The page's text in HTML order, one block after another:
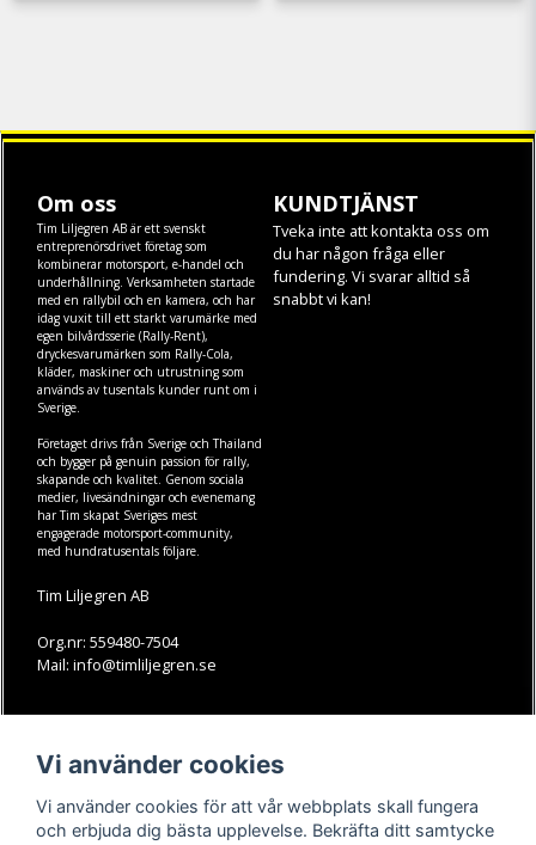
Om oss
Tim Liljegren AB är ett svenskt
entreprenörsdrivet företag som
kombinerar motorsport, e-handel och
underhållning. Verksamheten startade
med en rallybil och en kamera, och har
idag vuxit till ett starkt varumärke med
egen bilvårdsserie (Rally-Rent),
dryckesvarumärken som Rally-Cola,
kläder, maskineroch utrustning som
används av tusentals kunder runt om i
Sverige.
Företaget drivs från Sverige och Thailand
och bygger på genuin passion för rally,
skapande och kvalitet. Genom sociala
medier, livesändningar och evenemang
har Tim skapat Sveriges mest
engagerade motorsport-community,
med hundratusentals följare.
Tim Liljegren AB
Org.nr: 559480-7504
Mail: info@timliljegren.se
KUNDTJÄNST
Tveka inte att kontakta oss om
du har någon fråga eller
fundering. Vi svarar alltid så
snabbt vi kan!
Köpvillkor
Kontakt
Youtube-videos
Instagram
Youtube
Vi använder cookies
Vi använder cookies för att vår webbplats skall fungera
och erbjuda dig bästa upplevelse. Bekräfta ditt samtycke